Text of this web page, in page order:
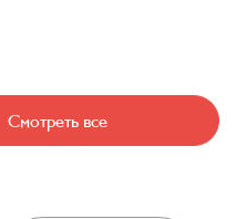
Смотреть все